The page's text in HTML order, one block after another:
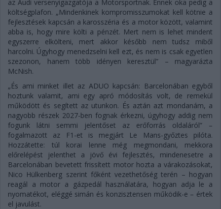
az Audi versenyigazgatója a Motorsportnak. Ennek oka pedig a
költségplafon. „Mindenkinek kompromisszumokat kell kötnie a
fejlesztések kapcsán a karosszéria és a motor között, valamint
abba is, hogy mire költi a pénzét. Mert nem is lehet mindent
egyszerre elkölteni, mert akkor később nem tudsz miből
harcolni. Úgyhogy menedzselni kell ezt, és nem is csak egyetlen
szezonon, hanem több idényen keresztül” – magyarázta
McNish.
„És ami minket illet az ADUO kapcsán: Barcelonában egyből
hoztunk valamit, ami egy apró módosítás volt, de remekül
működött és segített az utunkon. És aztán azt mondanám, a
nagyobb részek 2027-ben fognak érkezni, úgyhogy addig nem
fogunk látni semmi jelentőset az erőforrás oldaláról” –
fogalmazott az F1-et is megjárt Le Mans-győztes pilóta.
Hozzátette: túl korai lenne még megmondani, mekkora
előrelépést jelenthet a jövő évi fejlesztés, mindenesetre a
Barcelonában bevetett frissített motor hozta a várakozásokat,
Nico Hülkenberg szerint főként vezethetőség terén – hogyan
reagál a motor a gázpedál használatára, hogyan adja le a
nyomatékot, eléggé simán és konzisztensen működik-e – értek
el javulást.